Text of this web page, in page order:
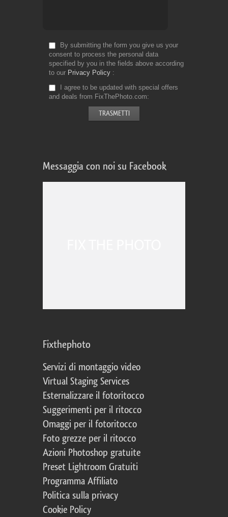
By submitting the form you give us your
consent to process the personal data
specified by you in the fields above according
to our Privacy Policy
I agree to be updated with special offers
and deals from FixThePhoto.com
Messaggia con noi su Facebook
Fixthephoto
Servizi di montaggio video
Virtual Staging Services
Esternalizzare il fotoritocco
Suggerimenti per il ritocco
Omaggi per il fotoritocco
Foto grezze per il ritocco
Azioni Photoshop gratuite
Preset Lightroom Gratuiti
Programma Affiliato
Politica sulla privacy
Cookie Policy